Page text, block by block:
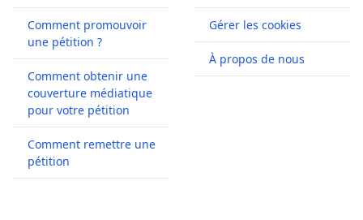
Comment promouvoir
une pétition ?
Comment obtenir une
couverture médiatique
pour votre pétition
Comment remettre une
pétition
Gérer les cookies
À propos de nous